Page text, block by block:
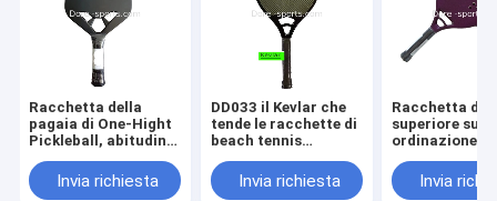
Racchetta della
pagaia di One-Hight
Pickleball, abitudine
il vostro Logo Desig
Pickleball Paddeln
Invia richiesta
DD033 il Kevlar che
tende le racchette di
beach tennis
durature del
carbonio delle
racchette della
Invia richiesta
Racchetta di
superiore su
ordinazione di
con i fori
triangolo per il
beach tennis
Invia